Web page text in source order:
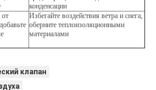
конденсации
Избегайте воздействия ветра и снега,
оберните теплоизоляционными
материалами
клапан